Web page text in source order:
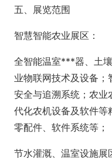
五、展览范围
智慧智能农业展区：
全智能温室***器、土
业物联网技术及设备
安全与追溯系统；农
代化农机设备及软件
零配件、软件系统等；
节水灌溉、温室设施展